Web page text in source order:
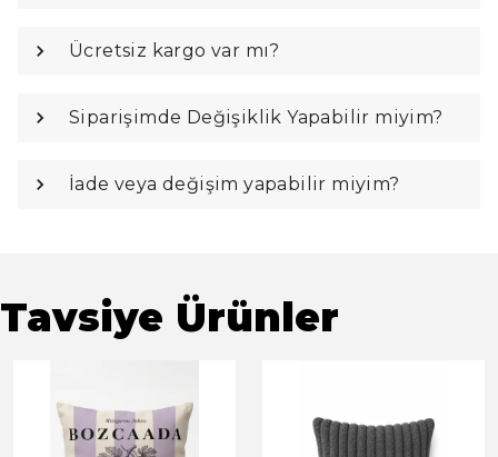
Ücretsiz kargo var mı?
Siparişimde Değişiklik Yapabilir miyim?
İade veya değişim yapabilir miyim?
Tavsiye Ürünler